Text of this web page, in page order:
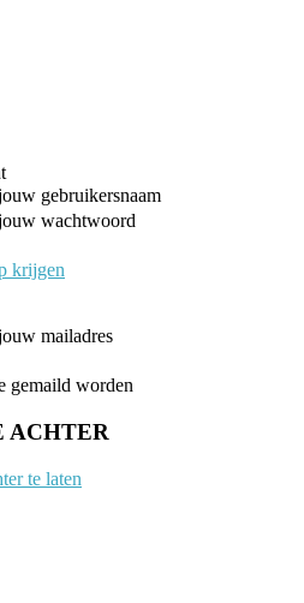
gebruikersnaam
wachtwoord
krijgen
mailadres
gemaild worden
ACHTER
te laten